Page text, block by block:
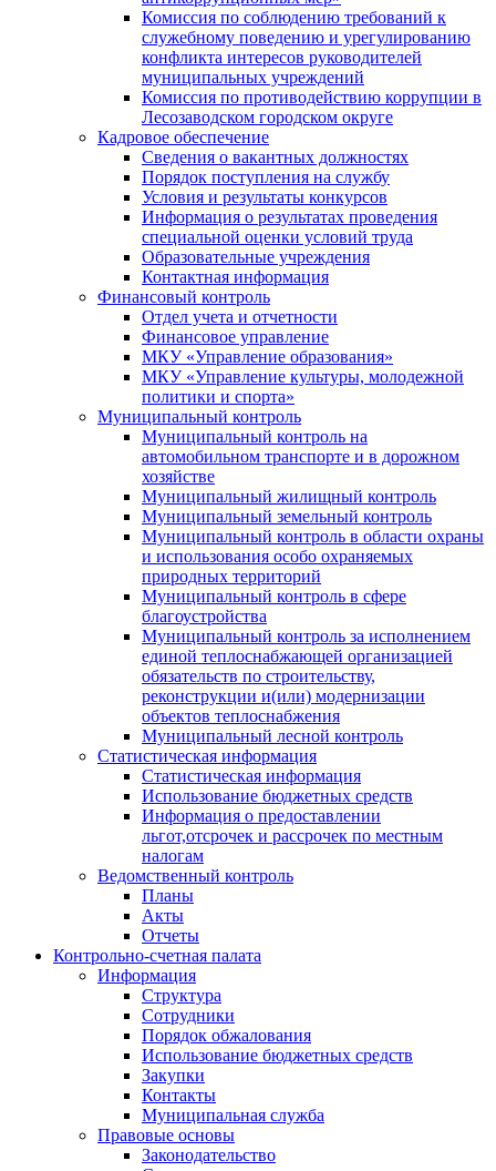
Комиссия по соблюдению требований к
служебному поведению и урегулированию
конфликта интересов руководителей
муниципальных учреждений
Комиссия по противодействию коррупции в
Лесозаводском городском округе
Кадровое обеспечение
Сведения о вакантных должностях
Порядок поступления на службу
Условия и результаты конкурсов
Информация о результатах проведения
специальной оценки условий труда
Образовательные учреждения
Контактная информация
Финансовый контроль
Отдел учета и отчетности
Финансовое управление
МКУ «Управление образования»
МКУ «Управление культуры, молодежной
политики и спорта»
Муниципальный контроль
Муниципальный контроль на
автомобильном транспорте и в дорожном
хозяйстве
Муниципальный жилищный контроль
Муниципальный земельный контроль
Муниципальный контроль в области охраны
и использования особо охраняемых
природных территорий
Муниципальный контроль в сфере
благоустройства
Муниципальный контроль за исполнением
единой теплоснабжающей организацией
обязательств по строительству,
реконструкции и(или) модернизации
объектов теплоснабжения
Муниципальный лесной контроль
Статистическая информация
Статистическая информация
Использование бюджетных средств
Информация о предоставлении
льгот,отсрочек и рассрочек по местным
налогам
Ведомственный контроль
Планы
Акты
Отчеты
Контрольно-счетная палата
Информация
Структура
Сотрудники
Порядок обжалования
Использование бюджетных средств
Закупки
Контакты
Муниципальная служба
Правовые основы
Законодательство